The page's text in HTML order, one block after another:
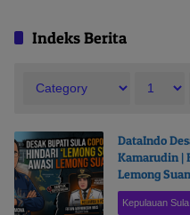
Indeks Berita
DataIndo
Kamarudin |
Lemong
Kepulauan Sula